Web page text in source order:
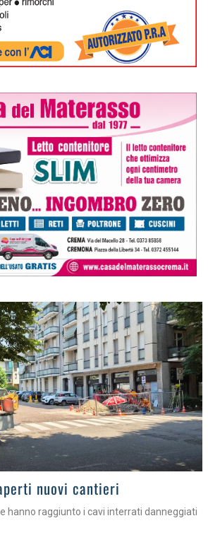
nuovi cantieri
hanno raggiunto i cavi interrati danneggiati